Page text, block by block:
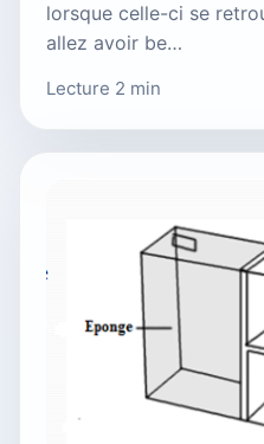
lorsque celle-ci se
allez avoir be…
Lecture 2 min